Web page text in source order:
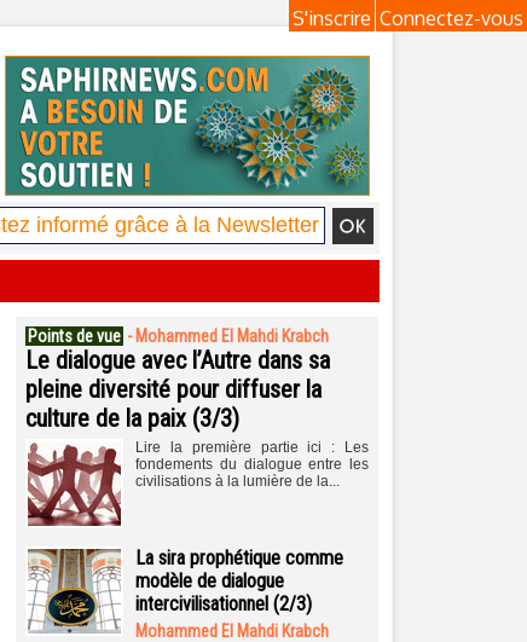
Connectez-vous
S'inscrire
Points de vue - Mohammed El Mahdi Krabch
Le dialogue avec l’Autre dans sa
pleine diversité pour diffuser la
culture de la paix (3/3)
Lire la première partie ici : Les
fondements du dialogue entre les
civilisations à la lumière de la...
La sira prophétique comme
modèle de dialogue
intercivilisationnel (2/3)
Mohammed El Mahdi Krabch